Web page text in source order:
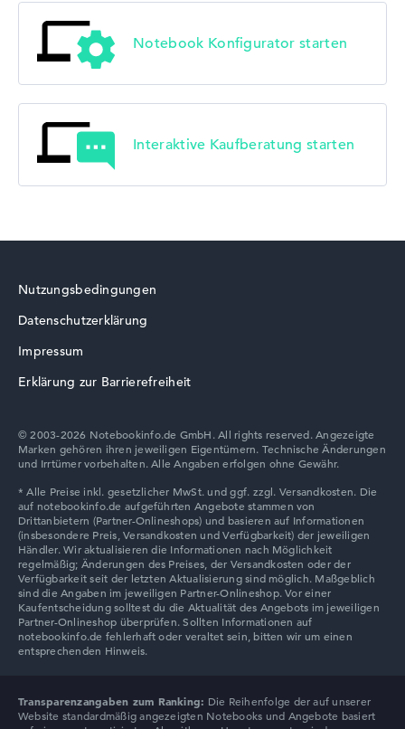
Notebook Konfigurator starten
Interaktive Kaufberatung starten
Nutzungsbedingungen
Datenschutzerklärung
Impressum
Erklärung zur Barrierefreiheit
© 2003-2026 Notebookinfo.de GmbH. All rights reserved. Angezeigte
Marken gehören ihren jeweiligen Eigentümern. Technische Änderungen
und Irrtümer vorbehalten. Alle Angaben erfolgen ohne Gewähr.
Transparenzangaben zum Ranking: Die Reihenfolge der auf unserer
Website standardmäßig angezeigten Notebooks und Angebote basiert